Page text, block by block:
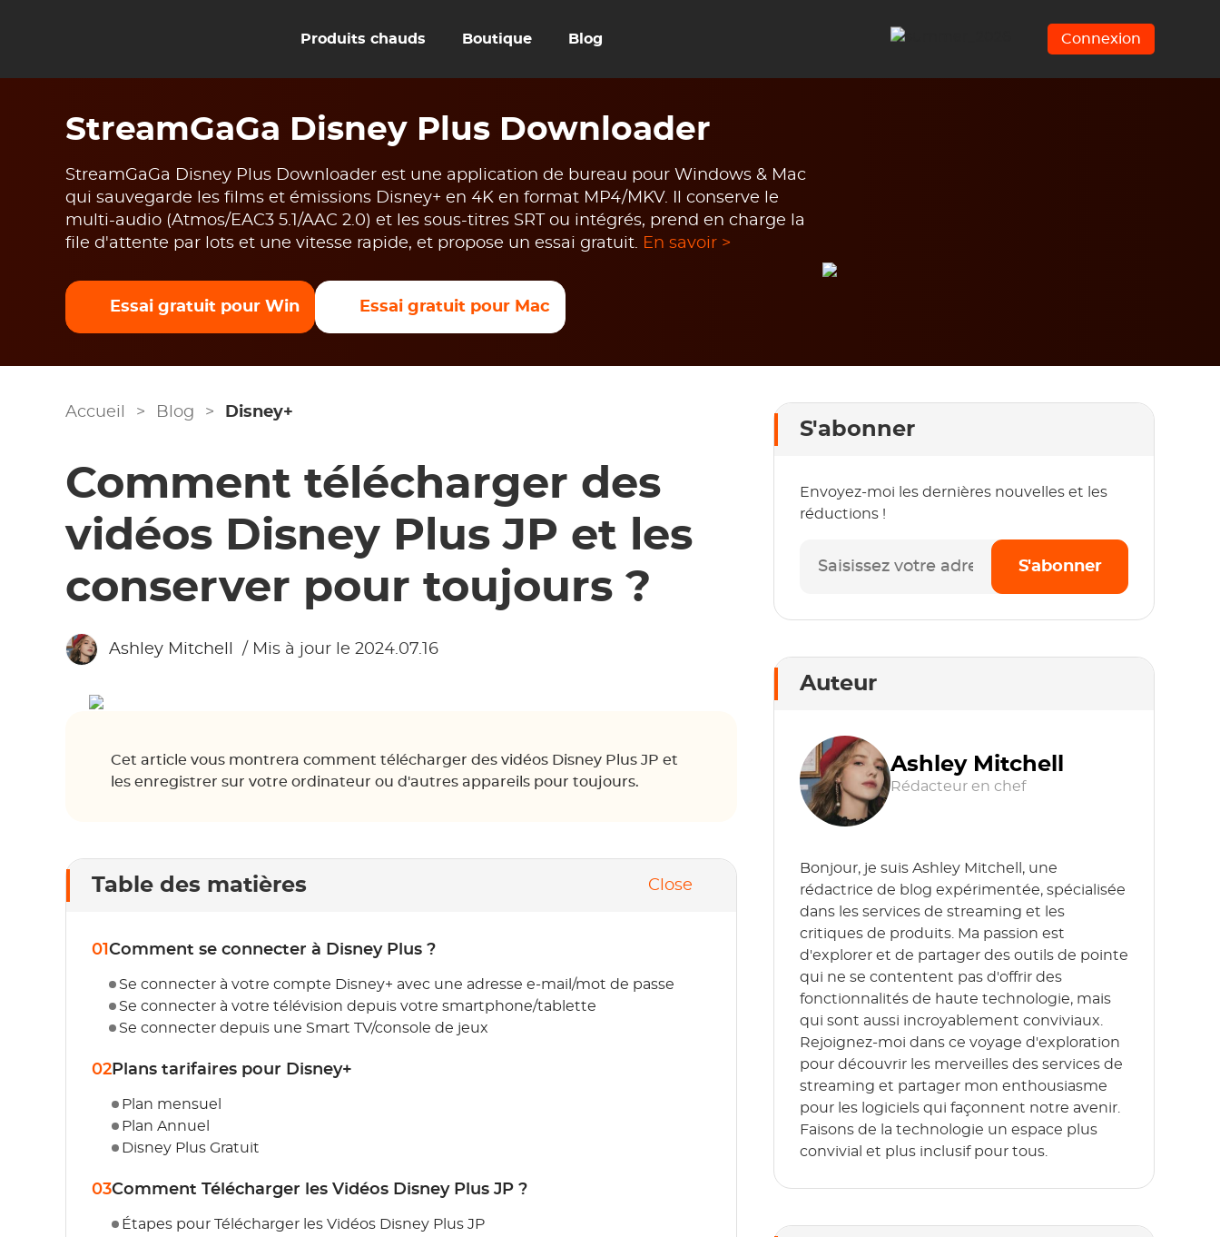
Produits chauds Boutique Blog Connexion
StreamGaGa Disney Plus Downloader
StreamGaGa Disney Plus Downloader est une application de bureau pour Windows & Mac
qui sauvegarde les films et émissions Disney+ en 4K en format MP4/MKV. Il conserve le
multi-audio (Atmos/EAC3 5.1/AAC 2.0) et les sous-titres SRT ou intégrés, prend en charge la
file d'attente par lots et une vitesse rapide, et propose un essai gratuit. En savoir >
Essai gratuit pour Win Essai gratuit pour Mac
Accueil > Blog > Disney+
Comment télécharger des
vidéos Disney Plus JP et les
conserver pour toujours ?
Ashley Mitchell / Mis à jour le 2024.07.16
Cet article vous montrera comment télécharger des vidéos Disney Plus JP et
les enregistrer sur votre ordinateur ou d'autres appareils pour toujours.
Table des matières Close
01 Comment se connecter à Disney Plus ?
Se connecter à votre compte Disney+ avec une adresse e-mail/mot de passe
Se connecter à votre télévision depuis votre smartphone/tablette
Se connecter depuis une Smart TV/console de jeux
02 Plans tarifaires pour Disney+
Plan mensuel
Plan Annuel
Disney Plus Gratuit
03Comment Télécharger les Vidéos Disney Plus JP ?
Étapes pour Télécharger les Vidéos Disney Plus JP
S'abonner
Envoyez-moi les dernières nouvelles et les
réductions !
S'abonner
Auteur
Ashley Mitchell
Rédacteur en chef
Bonjour, je suis Ashley Mitchell, une
rédactrice de blog expérimentée, spécialisée
dans les services de streaming et les
critiques de produits. Ma passion est
d'explorer et de partager des outils de pointe
qui ne se contentent pas d'offrir des
fonctionnalités de haute technologie, mais
qui sont aussi incroyablement conviviaux.
Rejoignez-moi dans ce voyage d'exploration
pour découvrir les merveilles des services de
streaming et partager mon enthousiasme
pour les logiciels qui façonnent notre avenir.
Faisons de la technologie un espace plus
convivial et plus inclusif pour tous.